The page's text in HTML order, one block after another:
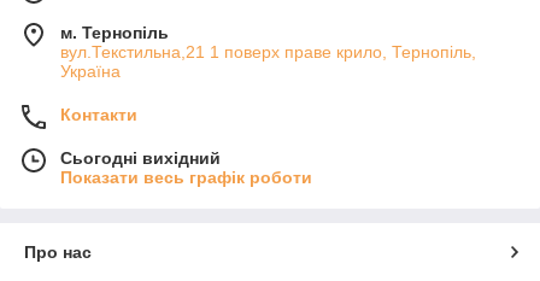
м. Тернопіль
вул.Текстильна,21 1 поверх праве крило, Тернопіль,
Україна
Контакти
Сьогодні вихідний
Показати весь графік роботи
Про нас